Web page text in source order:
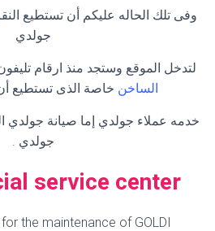
وفى تلك الحاله عليكم أن تستطيع
جولدي
لتدخل الموقع وستجد منذ ارقام
الساخن خاصة الذى تستطيع
خدمه عملاء جولدي إما صيانة جولدي
جولدي .
service center
the maintenance of GOLDI